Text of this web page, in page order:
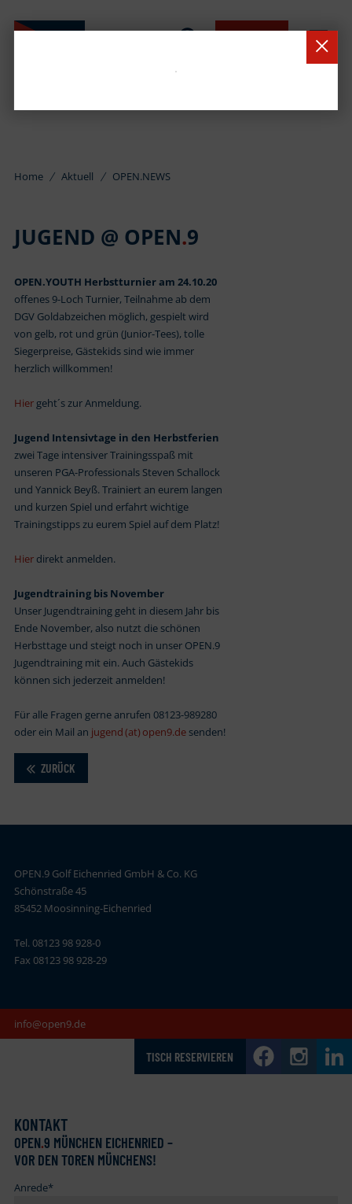
Home Aktuell OPEN.NEWS
JUGEND @ OPEN.9
OPEN.YOUTH Herbstturnier am 24.10.20
offenes 9-Loch Turnier, Teilnahme ab dem
DGV Goldabzeichen möglich, gespielt wird
von gelb, rot und grün (Junior-Tees), tolle
Siegerpreise, Gästekids sind wie immer
herzlich willkommen!
Hiergeht´s zur Anmeldung.
Jugend Intensivtage in den Herbstferien
zwei Tage intensiver Trainingsspaß mit
unseren PGA-Professionals Steven Schallock
und Yannick Beyß. Trainiert an eurem langen
und kurzen Spiel und erfahrt wichtige
Trainingstipps zu eurem Spiel auf dem Platz!
Hierdirekt anmelden.
Jugendtraining bis November
Unser Jugendtraining geht in diesem Jahr bis
Ende November, also nutzt die schönen
Herbsttage und steigt noch in unser OPEN.9
Jugendtraining mit ein. Auch Gästekids
können sich jederzeit anmelden!
Für alle Fragen gerne anrufen 08123-989280
oder ein Mail an jugend (at) open9.desenden!
ZURÜCK
OPEN.9 Golf Eichenried GmbH & Co. KG
Schönstraße 45
85452 Moosinning-Eichenried
Tel. 08123 98 928-0
Fax 08123 98 928-29
info@open9.de
TISCH RESERVIEREN
KONTAKT
OPEN.9 MÜNCHEN EICHENRIED –
VOR DEN TOREN MÜNCHENS!
Anrede*